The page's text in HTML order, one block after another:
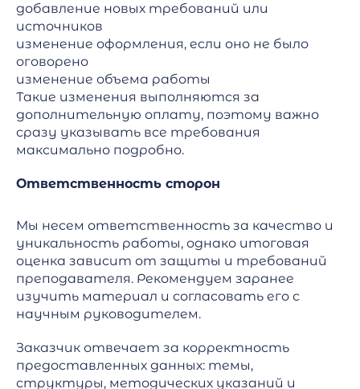
добавление новых требований или
источников
изменение оформления, если оно не было
оговорено
изменение объема работы
Такие изменения выполняются за
дополнительную оплату, поэтому важно
сразу указывать все требования
максимально подробно.
Ответственность сторон
Мы несем ответственность за качество и
уникальность работы, однако итоговая
оценка зависит от защиты и требований
преподавателя. Рекомендуем заранее
изучить материал и согласовать его с
научным руководителем.
Заказчик отвечает за корректность
предоставленных данных: темы,
структуры, методических указаний и